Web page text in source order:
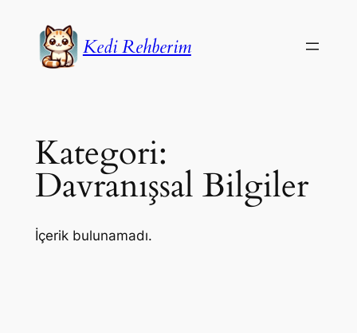
Kedi Rehberim
Kategori:
Davranışsal Bilgiler
İçerik bulunamadı.